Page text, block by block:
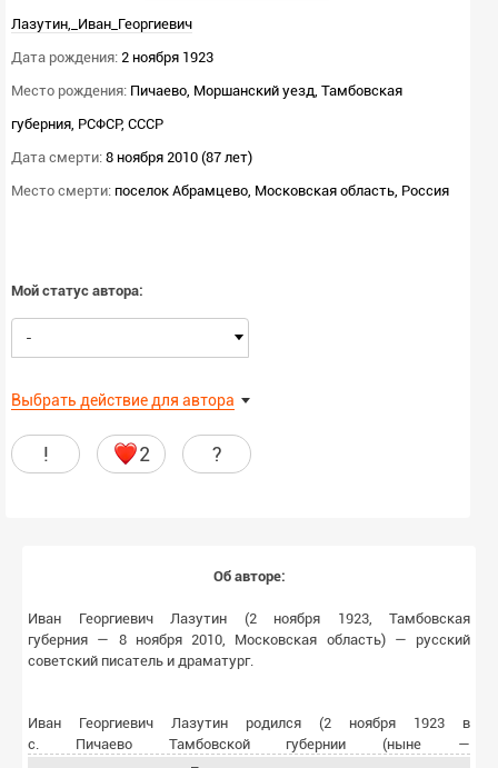
Лазутин,_Иван_Георгиевич
Дата рождения: 2 ноября 1923
Место рождения: Пичаево, Моршанский уезд, Тамбовская
губерния, РСФСР, СССР
Дата смерти: 8 ноября 2010 (87 лет)
Место смерти: поселок Абрамцево, Московская область, Россия
Мой статус автора:
-
Выбрать действие для автора
! 2 ?
Об авторе:
Иван Георгиевич Лазутин (2 ноября 1923, Тамбовская
губерния — 8 ноября 2010 Московская область) — русский
советский писатель и драматург.
Иван Георгиевич Лазутин родился (2 ноября 1923 в
с. Пичаево Тамбовской губернии (ныне —